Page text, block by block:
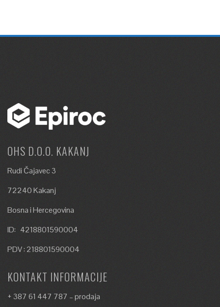
OHS D.O.O. KAKANJ
Rudi Čajavec 3
72240 Kakanj
Bosna i Hercegovina
ID: 4218801590004
PDV : 218801590004
KONTAKT INFORMACIJE
+ 387 61 447 787 – prodaja